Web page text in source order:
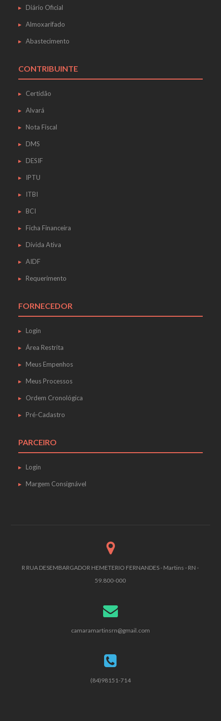
Diário Oficial
Almoxarifado
Abastecimento
CONTRIBUINTE
Certidão
Alvará
Nota Fiscal
DMS
DESIF
IPTU
ITBI
BCI
Ficha Financeira
Dívida Ativa
AIDF
Requerimento
FORNECEDOR
Login
Área Restrita
Meus Empenhos
Meus Processos
Ordem Cronológica
Pré-Cadastro
PARCEIRO
Login
Margem Consignável
R RUA DESEMBARGADOR HEMETERIO FERNANDES - Martins - RN -
59.800-000
camaramartinsrn@gmail.com
(84)98151-714